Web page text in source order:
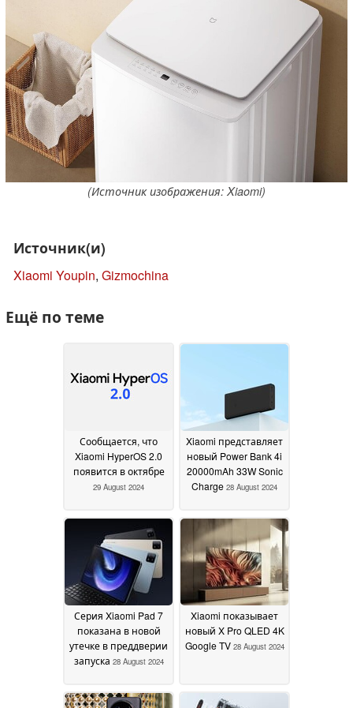
(Источник изображения: Xiaomi)
Источник(и)
Xiaomi Youpin, Gizmochina
Ещё по теме
Сообщается, что
Xiaomi HyperOS 2.0
появится в октябре
29 August 2024
Xiaomi представляет
новый Power Bank 4i
20000mAh 33W Sonic
Charge 28 August 2024
Серия Xiaomi Pad 7
показана в новой
утечке в преддверии
запуска 28 August 2024
Xiaomi показывает
новый X Pro QLED 4K
Google TV 28 August 2024